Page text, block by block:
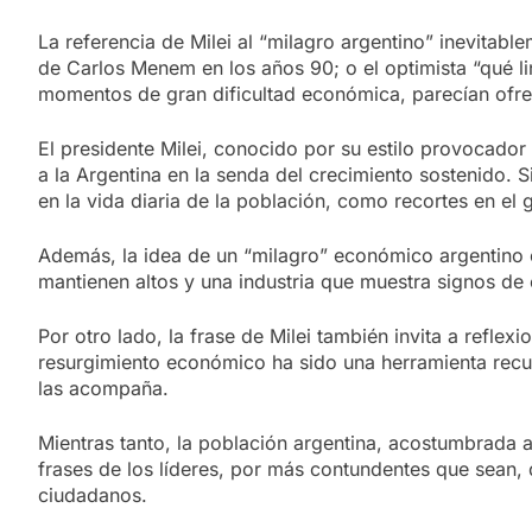
La referencia de Milei al “milagro argentino”
de Carlos Menem en los años 90; o el optimista “qué
momentos de gran dificultad económica, parecían
El presidente Milei, conocido por su estilo
a la Argentina en la senda del crecimiento sostenido.
en la vida diaria de la población, como recortes en el
Además, la idea de un “milagro” económico
mantienen altos y una industria que muestra signos de
Por otro lado, la frase de Milei también invita a
resurgimiento económico ha sido una herramienta
las acompaña.
Mientras tanto, la población argentina, acostumbrada
frases de los líderes, por más contundentes que
ciudadanos.